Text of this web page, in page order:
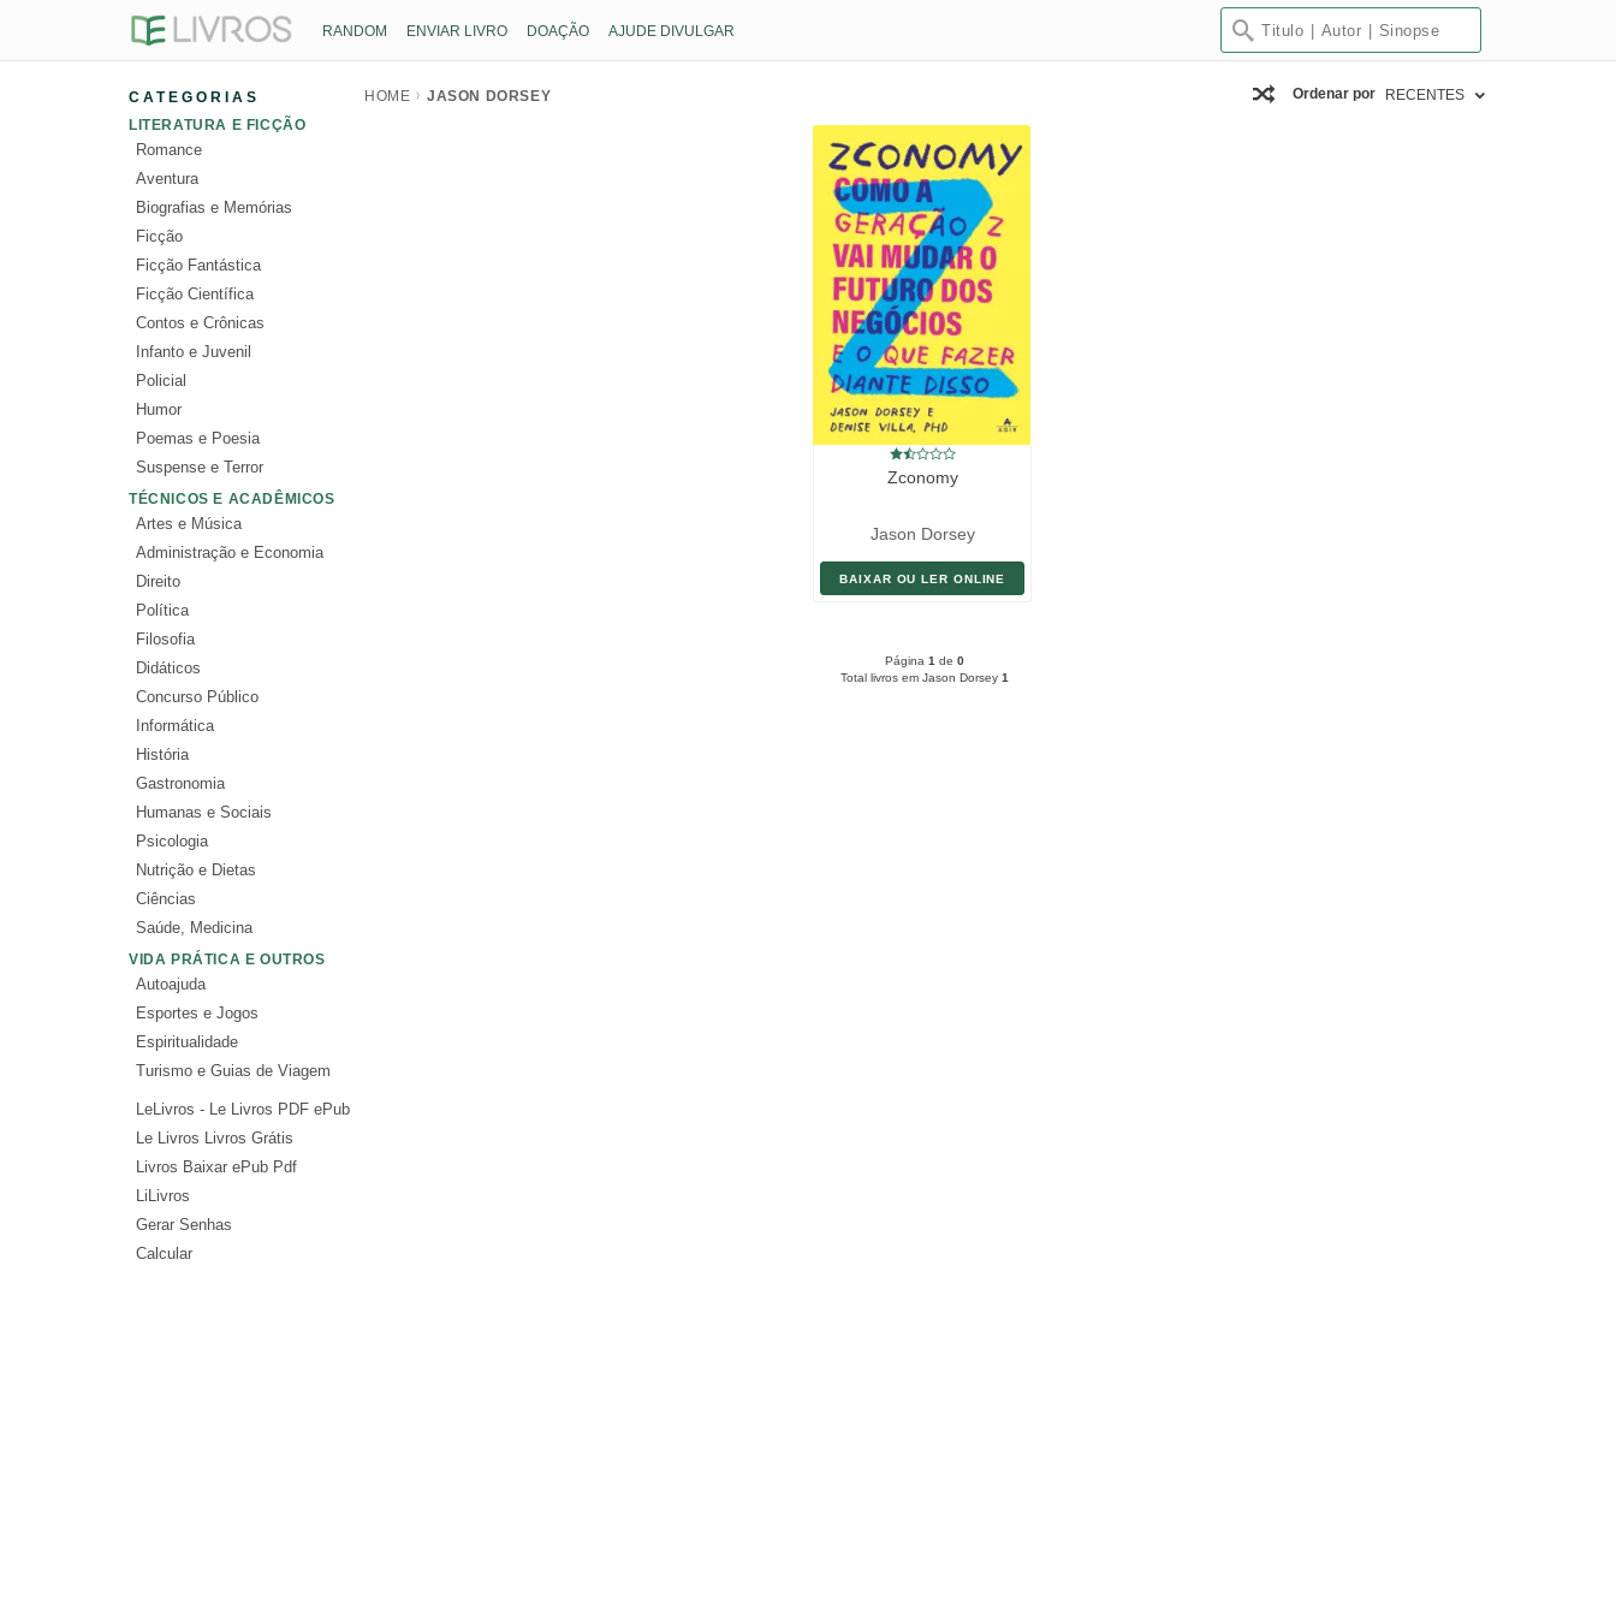
RANDOM ENVIAR LIVRO DOAÇÃO AJUDE DIVULGAR
CATEGORIAS
LITERATURA E FICÇÃO
Romance
Aventura
Biografias e Memórias
Ficção
Ficção Fantástica
Ficção Científica
Contos e Crônicas
Infanto e Juvenil
Policial
Humor
Poemas e Poesia
Suspense e Terror
TÉCNICOS E ACADÊMICOS
Artes e Música
Administração e Economia
Direito
Política
Filosofia
Didáticos
Concurso Público
Informática
História
Gastronomia
Humanas e Sociais
Psicologia
Nutrição e Dietas
Ciências
Saúde, Medicina
VIDA PRÁTICA E OUTROS
Autoajuda
Esportes e Jogos
Espiritualidade
Turismo e Guias de Viagem
LeLivros - Le Livros PDF ePub
Le Livros Livros Grátis
Livros Baixar ePub Pdf
LiLivros
Gerar Senhas
Calcular
HOME JASON DORSEY Ordenar por RECENTES
Zconomy
Jason Dorsey
BAIXAR OU LER ONLINE
Página1 de0
Total livros em Jason Dorsey1